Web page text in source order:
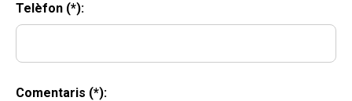
Telèfon (*):
Comentaris (*):